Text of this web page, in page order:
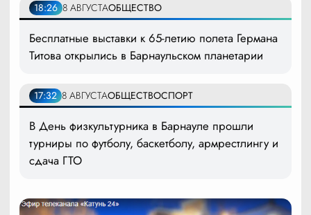
18:26 8 АВГУСТАОБЩЕСТВО
Бесплатные выставки к 65-летию полета Германа
Титова открылись в Барнаульском планетарии
17:32 8 АВГУСТАОБЩЕСТВОСПОРТ
В День физкультурника в Барнауле прошли
турниры по футболу, баскетболу, армрестлингу и
сдача ГТО